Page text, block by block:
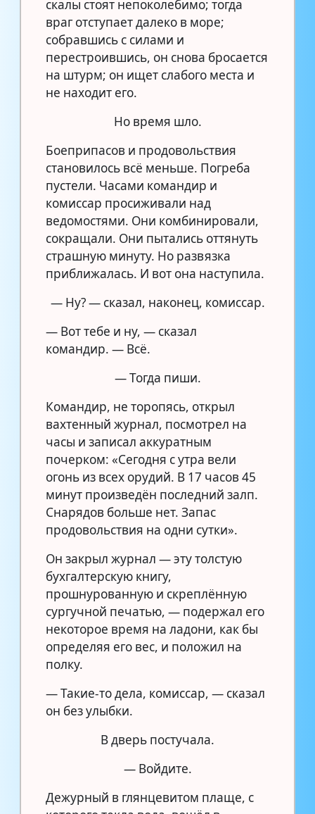
скалы стоят непоколебимо; тогда
враг отступает далеко в море;
собравшись с силами и
перестроившись, он снова бросается
на штурм; он ищет слабого места и
не находит его.
Но время шло.
Боеприпасов и продовольствия
становилось всё меньше. Погреба
пустели. Часами командир и
комиссар просиживали над
ведомостями. Они комбинировали,
сокращали. Они пытались оттянуть
страшную минуту. Но развязка
приближалась. И вот она наступила.
— Ну? — сказал, наконец, комиссар.
— Вот тебе и ну, — сказал
командир. — Всё.
— Тогда пиши.
Командир, не торопясь, открыл
вахтенный журнал, посмотрел на
часы и записал аккуратным
почерком: «Сегодня с утра вели
огонь из всех орудий. В 17 часов 45
минут произведён последний залп.
Снарядов больше нет. Запас
продовольствия на одни сутки».
Он закрыл журнал — эту толстую
бухгалтерскую книгу,
прошнурованную и скреплённую
сургучной печатью, — подержал его
некоторое время на ладони, как бы
определяя его вес, и положил на
полку.
— Такие-то дела, комиссар, — сказал
он без улыбки.
В дверь постучала.
— Войдите.
Дежурный в глянцевитом плаще, с